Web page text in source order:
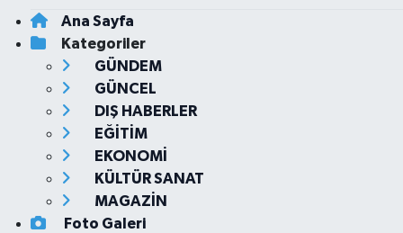
Ana Sayfa
Kategoriler
GÜNDEM
GÜNCEL
DIŞ HABERLER
EĞİTİM
EKONOMİ
KÜLTÜR SANAT
MAGAZİN
Foto Galeri